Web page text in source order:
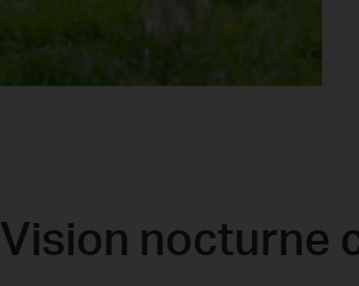
Vision nocturne